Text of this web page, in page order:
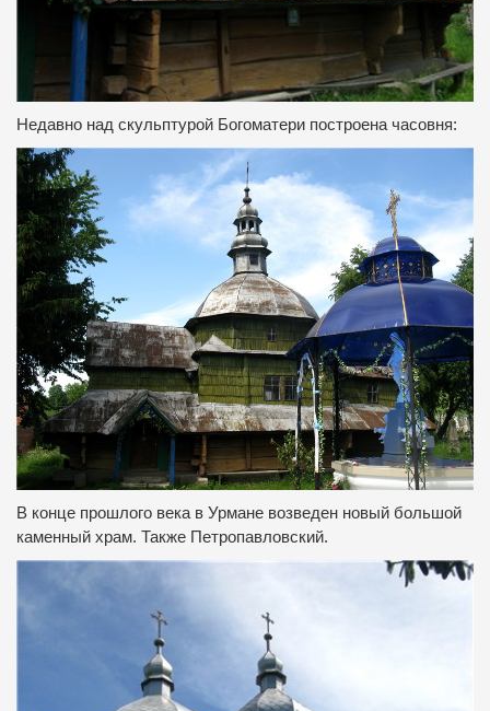
Недавно над скульптурой Богоматери построена часовня:
В конце прошлого века в Урмане возведен новый большой
каменный храм. Также Петропавловский.